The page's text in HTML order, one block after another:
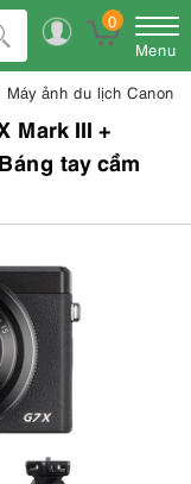
0
Menu
Máy ảnh du lịch Canon
Mark III +
tay cầm